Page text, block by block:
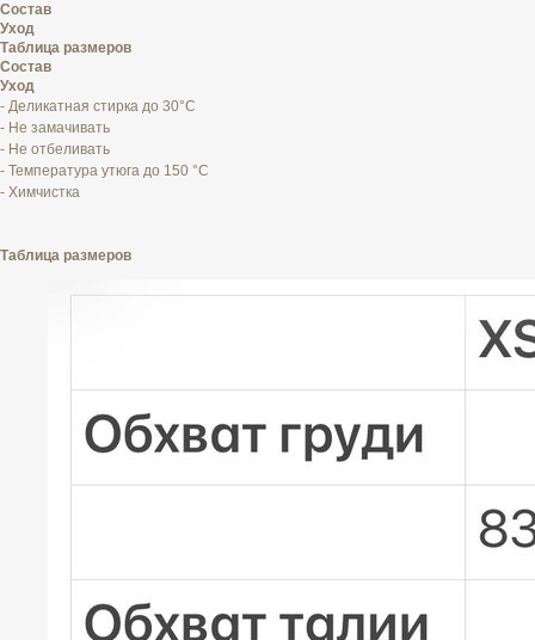
Состав
Уход
Таблица размеров
Состав
Уход
- Деликатная стирка до 30°C
- Не замачивать
- Не отбеливать
- Температура утюга до 150 °C
- Химчистка
Таблица размеров